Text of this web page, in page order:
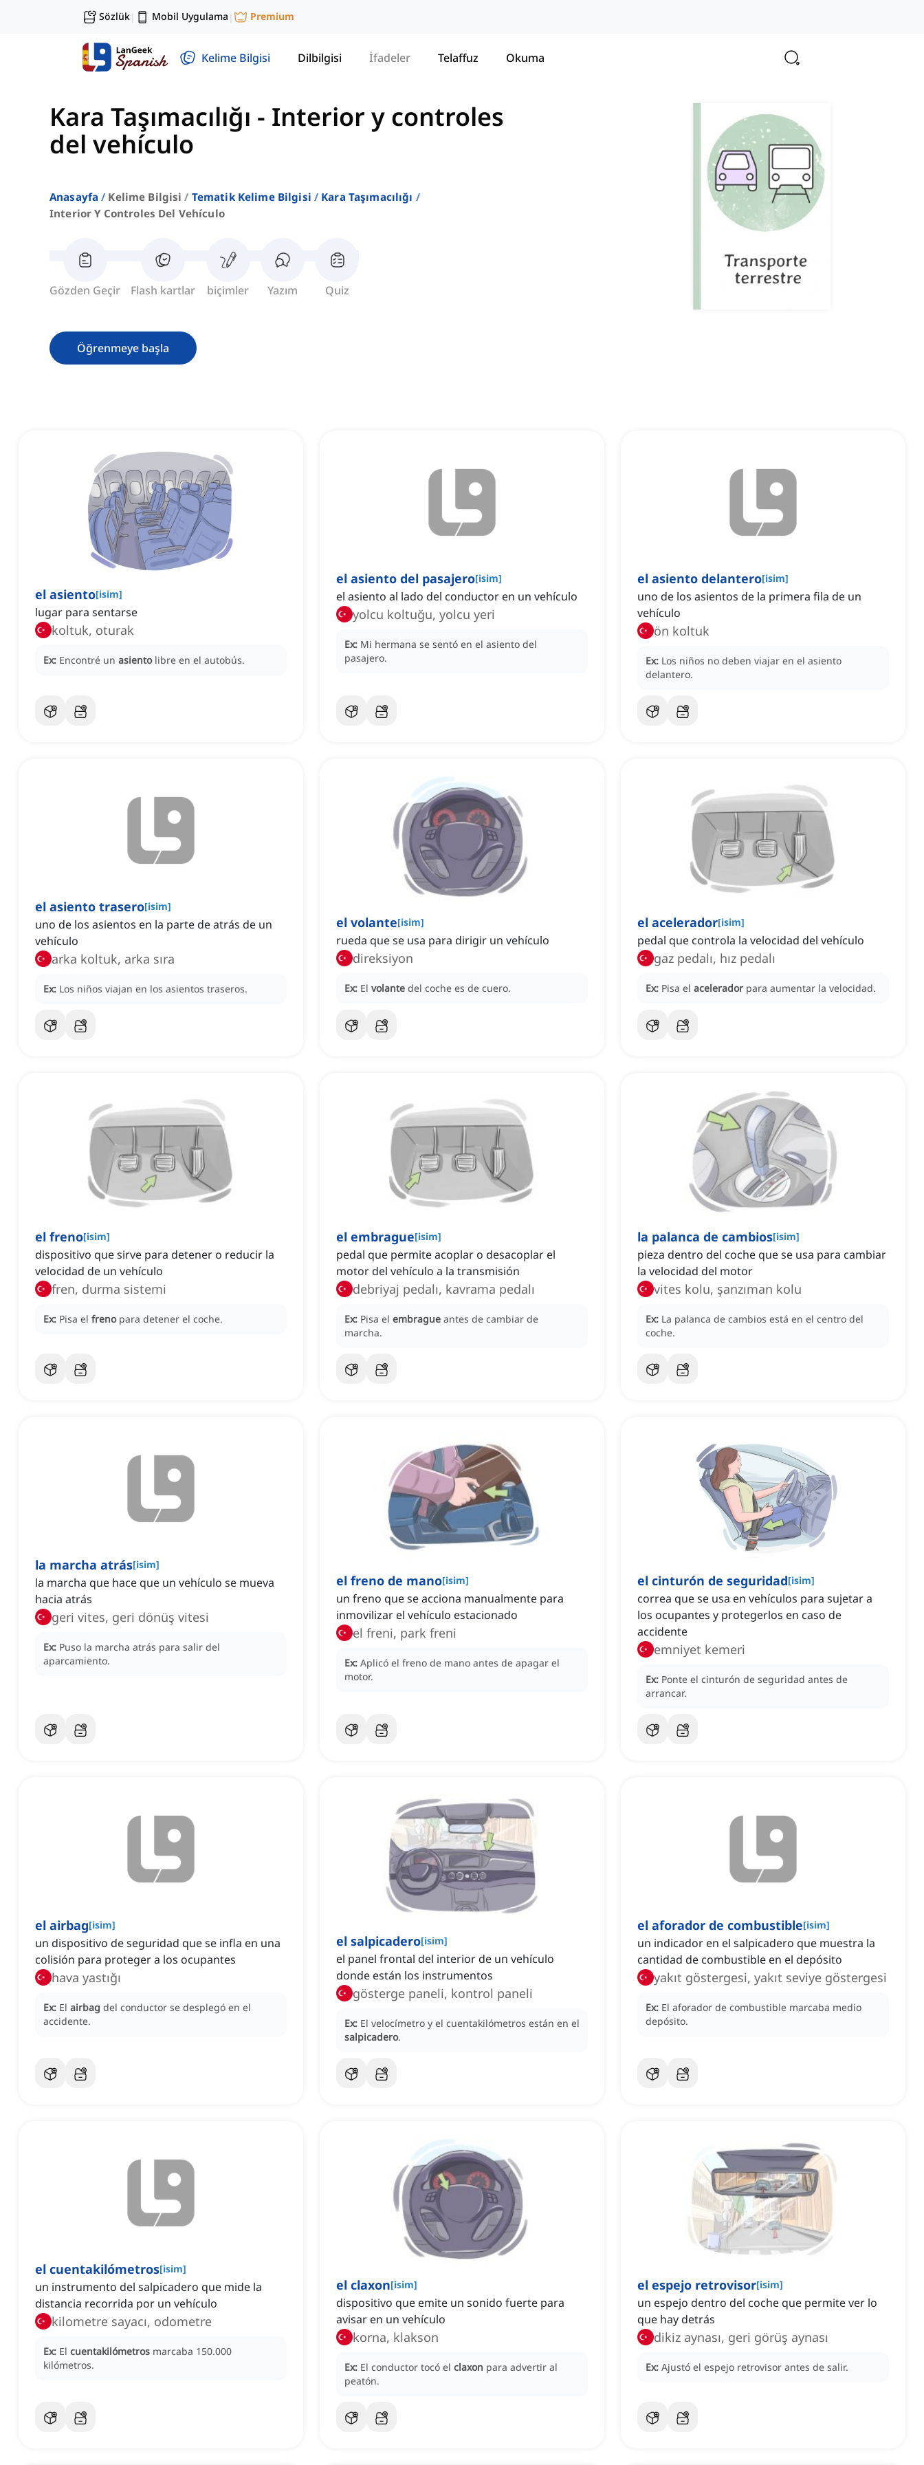
Sözlük| Mobil Uygulama | Premium
Kelime Bilgisi Dilbilgisi İfadeler Telaffuz Okuma
Kara Taşımacılığı - Interior y controles
del vehículo
Anasayfa Kelime Bilgisi Tematik Kelime Bilgisi
Kara Taşımacılığı
Interior Y Controles Del Vehículo
Gözden Geçir Flash kartlar biçimler Yazım Quiz
Öğrenmeye başla
el asiento[isim]
lugar para sentarse
koltuk, oturak
Ex: Encontré un asiento libre en el autobús.
el asiento del pasajero[isim]
el asiento al lado del conductor en un vehículo
yolcu koltuğu, yolcu yeri
Ex: Mi hermana se sentó en el asiento del
pasajero.
el asiento delantero[isim]
uno de los asientos de la primera fila de un
vehículo
ön koltuk
Ex: Los niños no deben viajar en el asiento
delantero.
el asiento trasero[isim]
uno de los asientos en la parte de atrás de un
vehículo
arka koltuk, arka sıra
Ex: Los niños viajan en los asientos traseros.
el volante[isim]
rueda que se usa para dirigir un vehículo
direksiyon
Ex: El volante del coche es de cuero.
el acelerador[isim]
pedal que controla la velocidad del vehículo
gaz pedalı, hız pedalı
Ex: Pisa el acelerador para aumentar la velocidad.
el freno[isim]
dispositivo que sirve para detener o reducir la
velocidad de un vehículo
fren, durma sistemi
Ex: Pisa el freno para detener el coche.
el embrague[isim]
pedal que permite acoplar o desacoplar el
motor del vehículo a la transmisión
debriyaj pedalı, kavrama pedalı
Ex: Pisa el embrague antes de cambiar de
marcha.
la palanca de cambios[isim]
pieza dentro del coche que se usa para cambiar
la velocidad del motor
vites kolu, şanzıman kolu
Ex: La palanca de cambios está en el centro del
coche.
la marcha atrás[isim]
la marcha que hace que un vehículo se mueva
hacia atrás
geri vites, geri dönüş vitesi
Ex: Puso la marcha atrás para salir del
aparcamiento.
el freno de mano[isim]
un freno que se acciona manualmente para
inmovilizar el vehículo estacionado
el freni, park freni
Ex: Aplicó el freno de mano antes de apagar el
motor.
el cinturón de seguridad[isim]
correa que se usa en vehículos para sujetar a
los ocupantes y protegerlos en caso de
accidente
emniyet kemeri
Ex: Ponte el cinturón de seguridad antes de
arrancar.
el airbag[isim]
un dispositivo de seguridad que se infla en una
colisión para proteger a los ocupantes
hava yastığı
Ex: El airbag del conductor se desplegó en el
accidente.
el salpicadero[isim]
el panel frontal del interior de un vehículo
donde están los instrumentos
gösterge paneli, kontrol paneli
Ex: El velocímetro y el cuentakilómetros están en el
salpicadero.
el aforador de combustible[isim]
un indicador en el salpicadero que muestra la
cantidad de combustible en el depósito
yakıt göstergesi, yakıt seviye göstergesi
Ex: El aforador de combustible marcaba medio
depósito.
el cuentakilómetros[isim]
un instrumento del salpicadero que mide la
distancia recorrida por un vehículo
kilometre sayacı, odometre
Ex: El cuentakilómetros marcaba 150.000
kilómetros.
el claxon[isim]
dispositivo que emite un sonido fuerte para
avisar en un vehículo
korna, klakson
Ex: El conductor tocó el claxon para advertir al
peatón.
el espejo retrovisor[isim]
un espejo dentro del coche que permite ver lo
que hay detrás
dikiz aynası, geri görüş aynası
Ex: Ajustó el espejo retrovisor antes de salir.